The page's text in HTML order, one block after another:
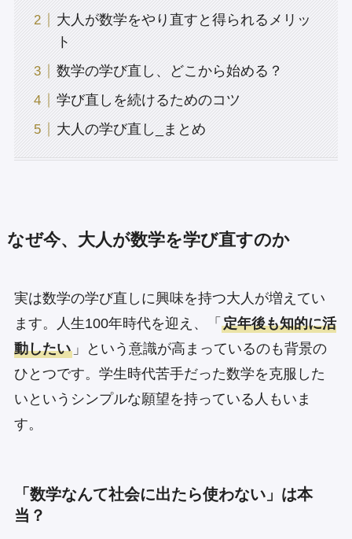
大人が数学をやり直すと得られるメリッ
ト
数学の学び直し、どこから始める？
学び直しを続けるためのコツ
大人の学び直し_まとめ
なぜ今、大人が数学を学び直すのか
実は数学の学び直しに興味を持つ大人が増えてい
ます。人生100年時代を迎え、「 定年後も知的に活
動したい」という意識が高まっているのも背景の
ひとつです。学生時代苦手だった数学を克服した
いというシンプルな願望を持っている人もいま
す。
「数学なんて社会に出たら使わない」は本
当？